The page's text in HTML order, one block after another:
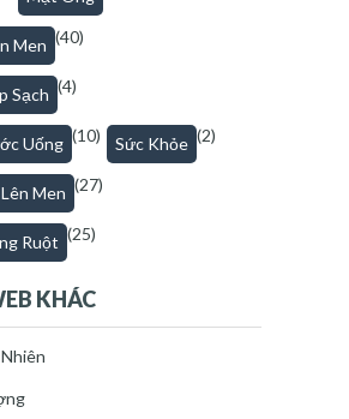
Men (40)
Sạch (4)
Uống (10) Sức Khỏe (2)
Men (27)
Ruột (25)
KHÁC